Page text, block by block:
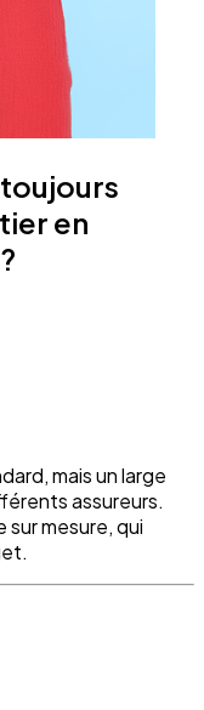
en
mais un large
assureurs.
sur mesure, qui